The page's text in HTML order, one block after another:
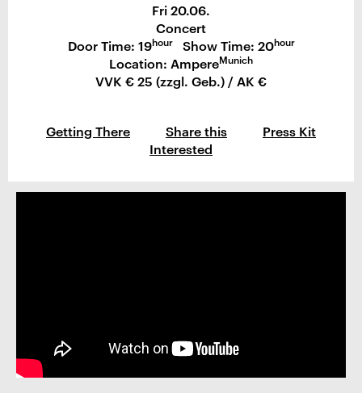
Fri 20.06.
Concert
Door Time: 19hourShow Time: 20hour
Location: AmpereMunich
VVK € 25 (zzgl. Geb.) / AK €
Getting There Share this
Press Kit
Interested